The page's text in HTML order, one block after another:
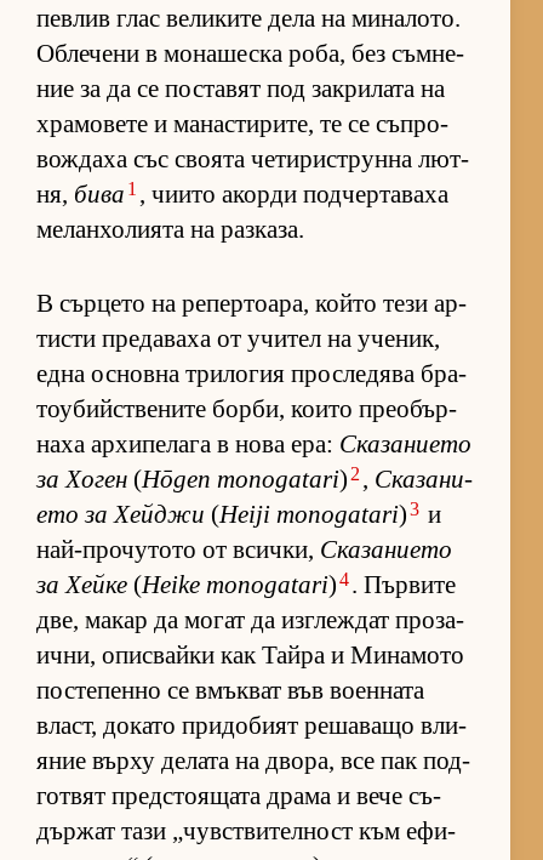
пев­лив глас ве­ли­ките дела на ми­на­ло­то.
Об­ле­чени в мо­на­шеска ро­ба, без съм­не­
ние за да се пос­та­вят под зак­ри­лата на
хра­мо­вете и ма­нас­ти­ри­те, те се съп­ро­
вож­даха със сво­ята че­ти­рис­т­рунна лют­
ня, бива 1 , чи­ито акорди под­чер­та­ваха
ме­лан­хо­ли­ята на раз­ка­за.
В сър­цето на ре­пер­то­а­ра, който тези ар­
тисти пре­да­ваха от учи­тел на уче­ник,
една ос­новна три­ло­гия прос­ле­дява бра­
то­у­бийс­т­ве­ните бор­би, ко­ито пре­о­бър­
наха ар­хи­пе­лага в нова ера: Ска­за­ни­ето
за Хо­ген (Hōgen monogatari) 2 , Ска­за­ни­
ето за Хей­джи (Heiji monogatari)3 и
най-про­чу­тото от всич­ки, Ска­за­ни­ето
за Хейке (Heike monogatari)4. Пър­вите
две, ма­кар да мо­гат да из­г­леж­дат про­за­
ич­ни, опис­вайки как Тайра и Ми­на­мото
пос­те­пенно се вмък­ват във во­ен­ната
власт, до­като при­до­бият ре­ша­ващо вли­
я­ние върху де­лата на дво­ра, все пак под­
гот­вят пред­с­то­я­щата драма и вече съ­
дър­жат тази „чув­с­т­ви­тел­ност към ефи­